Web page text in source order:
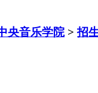
央音乐学院>招